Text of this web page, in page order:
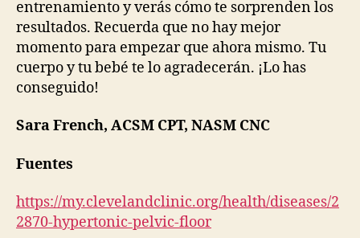
entrenamiento y verás cómo te sorprenden los
resultados. Recuerda que no hay mejor
momento para empezar que ahora mismo. Tu
cuerpo y tu bebé te lo agradecerán. ¡Lo has
conseguido!
Sara French, ACSM CPT, NASM CNC
Fuentes
https://my.clevelandclinic.org/health/diseases/2
2870-hypertonic-pelvic-floor